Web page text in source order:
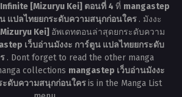
[Mizuryu Kei] ตอนที่ 4 ที่ mangastep
แปลไทยยกระดับความสนุกก่อนใคร . มังงะ
Kei] อัพเดทตอนล่าสุดยกระดับความ
เว็บอ่านมังงะ การ์ตูน แปลไทยยกระดับ
. Dont forget to read the other manga
collections mangastep เว็บอ่านมังงะ
ะดับความสนุกก่อนใครis in the Manga List